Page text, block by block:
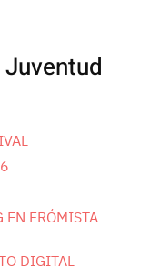
EN FRÓMISTA
DIGITAL